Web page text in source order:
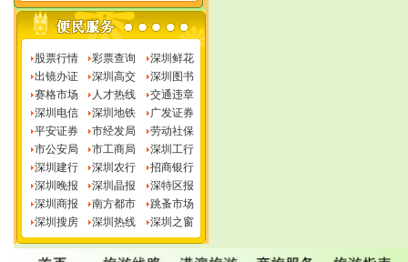
股票行情 彩票查询
深圳鲜花
出镜办证
深圳高交
深圳图书
赛格市场
人才热线
交通违章
深圳电信
深圳地铁
广发证券
平安证券
市经发局
劳动社保
市公安局
市工商局
深圳工行
深圳建行
深圳农行
招商银行
深圳晚报
深圳晶报
深特区报
深圳商报
南方都市
跳蚤市场
深圳搜房
深圳热线 深圳之窗